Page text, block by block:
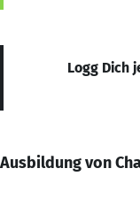
Logg Dich
Ausbildung von